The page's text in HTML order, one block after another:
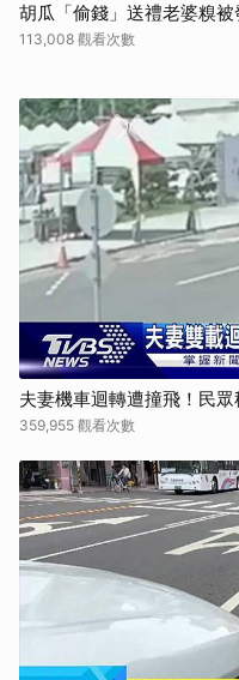
胡瓜「偷錢」送禮老婆糗
113,008 觀看次數
夫妻機車迴轉遭撞飛！民
359,955 觀看次數